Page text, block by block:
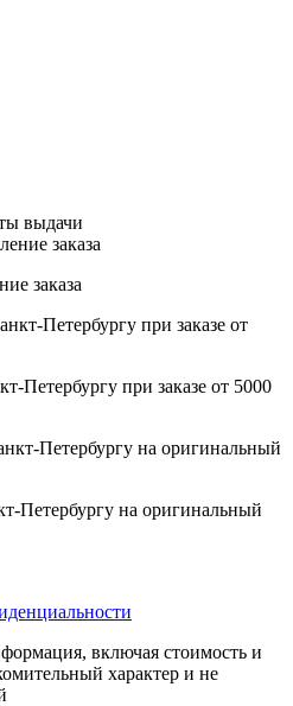
выдачи
заказа
Петербургу при заказе от 5000
Петербургу на оригинальный
включая стоимость и
характер и не